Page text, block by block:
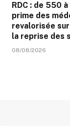
RDC : de 550
prime des
revalorisée
la reprise des
08/08/2026